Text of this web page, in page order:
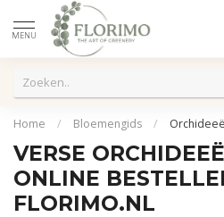
MENU
Home / Bloemengids /
VERSE
ONLINE
FLORIMO.NL